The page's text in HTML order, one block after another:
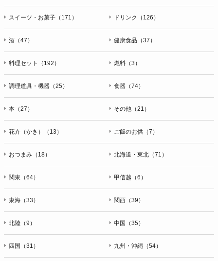
スイーツ・お菓子（171） ドリンク（126）
酒（47） 健康食品（37）
料理セット（192） 燃料（3）
調理道具・機器（25） 食器（74）
本（27） その他（21）
花卉（かき）（13） ご飯のお供（7）
おつまみ（18） 北海道・東北（71）
関東（64） 甲信越（6）
東海（33） 関西（39）
北陸（9） 中国（35）
四国（31） 九州・沖縄（54）